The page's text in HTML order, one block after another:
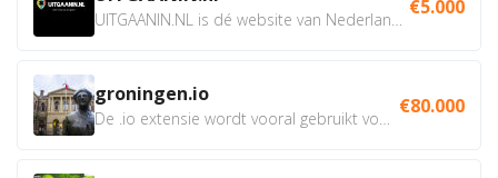
€5.000
groningen.io €80.000